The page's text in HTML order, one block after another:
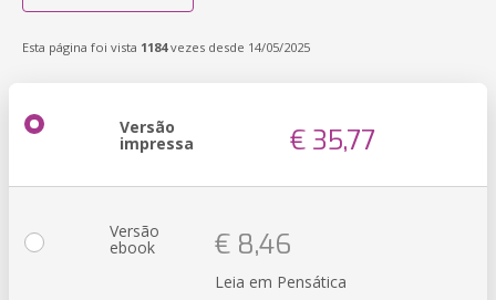
Esta página foi vista 1184vezes desde 14/05/2025
Versão
impressa € 35,77
Versão
ebook € 8,46
Leia em Pensática